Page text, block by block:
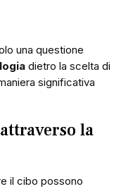
una questione
dietro la scelta di
significativa
la
il cibo possono